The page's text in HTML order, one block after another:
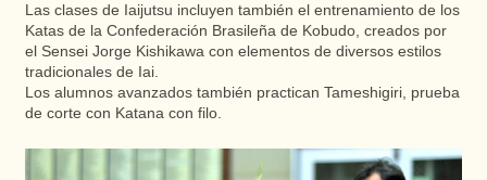
Las clases de Iaijutsu incluyen también el entrenamiento de los
Katas de la Confederación Brasileña de Kobudo, creados por
el Sensei Jorge Kishikawa con elementos de diversos estilos
tradicionales de Iai.
Los alumnos avanzados también practican Tameshigiri, prueba
de corte con Katana con filo.